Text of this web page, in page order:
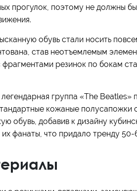
прогулок, поэтому не должны
обувь стали носить
став неотъемлемым
резинок по бокам
группа «The Beatles»
кожаные
обувь, добавив к дизайну
фанаты, что придало тренду